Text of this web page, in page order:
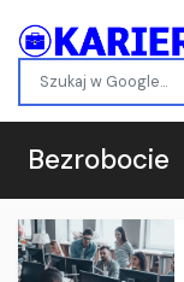
Bezrobocie